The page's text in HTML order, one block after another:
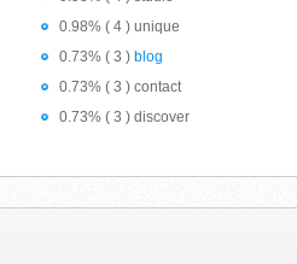
0.98% ( 4 ) unique
0.73% ( 3 ) blog
0.73% ( 3 ) contact
0.73% ( 3 ) discover